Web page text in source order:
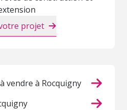
projet
vendre à Rocquigny